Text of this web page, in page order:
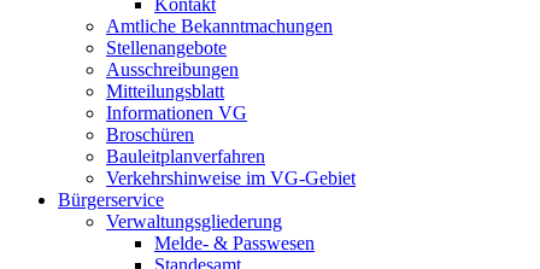
Kontakt
Amtliche Bekanntmachungen
Stellenangebote
Ausschreibungen
Mitteilungsblatt
Informationen VG
Broschüren
Bauleitplanverfahren
Verkehrshinweise im VG-Gebiet
Bürgerservice
Verwaltungsgliederung
Melde- & Passwesen
Standesamt